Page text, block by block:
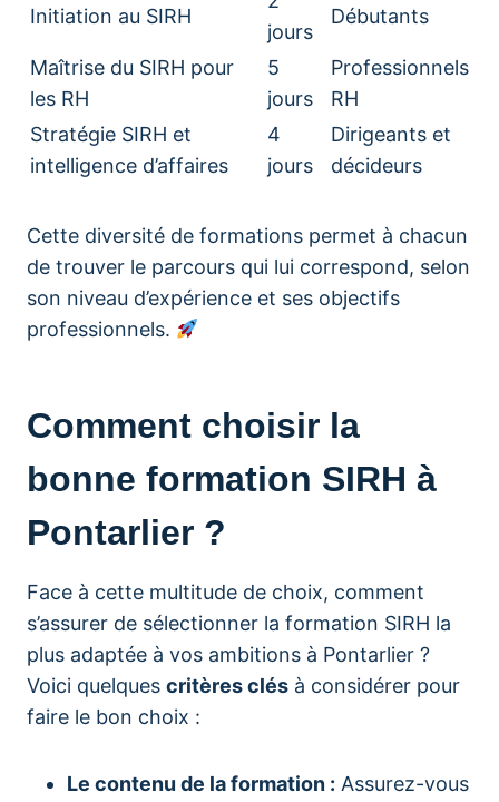
Initiation au SIRH
jours
Débutants
Maîtrise du SIRH pour
les RH
5
jours
Professionnels
RH
Stratégie SIRH et
intelligence d’affaires
4
jours
Dirigeants et
décideurs
Cette diversité de formations permet à chacun
de trouver le parcours qui lui correspond, selon
son niveau d’expérience et ses objectifs
professionnels.
Comment choisir la
bonne formation SIRH à
Pontarlier ?
Face à cette multitude de choix, comment
s’assurer de sélectionner la formation SIRH la
plus adaptée à vos ambitions à Pontarlier ?
Voici quelques critères clés à considérer pour
faire le bon choix :
Le contenu de la formation : Assurez-vous